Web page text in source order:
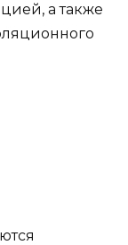
а также